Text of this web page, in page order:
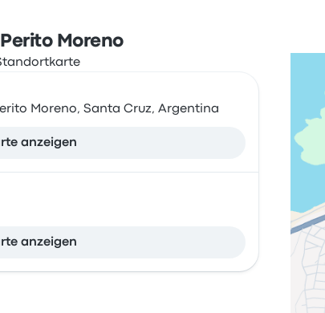
Moreno
Moreno, Santa Cruz, Argentina
anzeigen
anzeigen